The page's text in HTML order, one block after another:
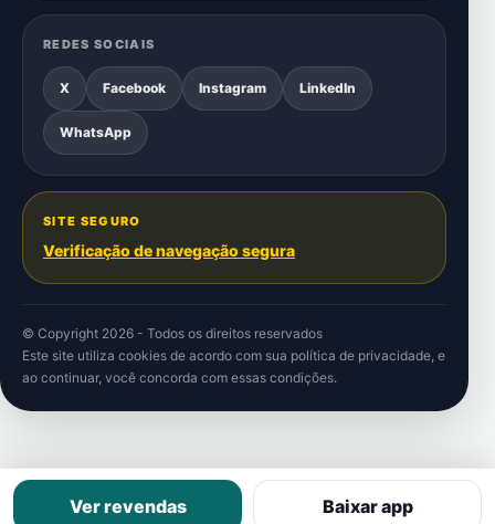
REDES SOCIAIS
X Facebook Instagram LinkedIn
WhatsApp
SITE SEGURO
Verificação de navegação segura
© Copyright 2026 - Todos os direitos reservados
Este site utiliza cookies de acordo com sua política de privacidade, e
ao continuar, você concorda com essas condições.
Ver revendas Baixar app